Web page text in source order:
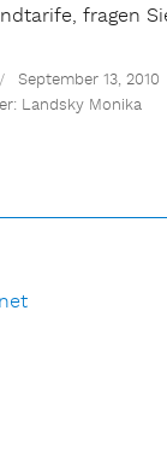
fragen
September 13, 2010
Landsky Monika